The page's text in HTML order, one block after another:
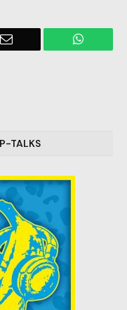
Email
TALKS